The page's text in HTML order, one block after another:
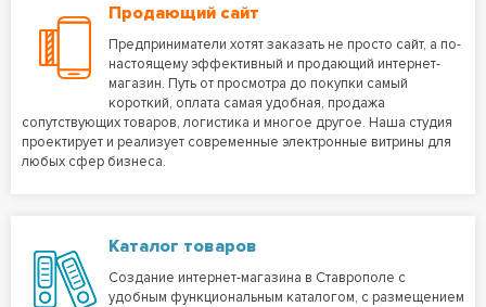
Продающий сайт
Предприниматели хотят заказать не просто сайт, а по-
настоящему эффективный и продающий интернет-
магазин. Путь от просмотра до покупки самый
короткий, оплата самая удобная, продажа
сопутствующих товаров, логистика и многое другое. Наша студия
проектирует и реализует современные электронные витрины для
любых сфер бизнеса.
Каталог товаров
Создание интернет-магазина в Ставрополе с
удобным функциональным каталогом, с размещением